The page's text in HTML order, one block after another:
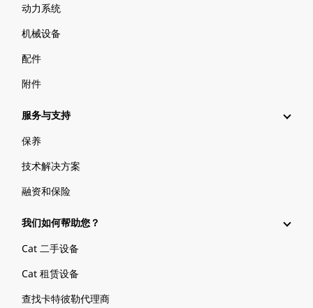
动力系统
机械设备
配件
附件
服务与支持
保养
技术解决方案
融资和保险
我们如何帮助您？
Cat 二手设备
Cat 租赁设备
查找卡特彼勒代理商